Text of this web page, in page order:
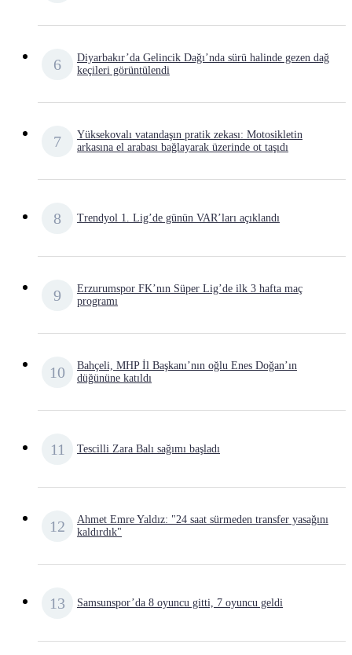
Diyarbakır’da Gelincik Dağı’nda sürü halinde gezen dağ
keçileri görüntülendi
Yüksekovalı vatandaşın pratik zekası: Motosikletin
arkasına el arabası bağlayarak üzerinde ot taşıdı
Trendyol 1. Lig’de günün VAR’ları açıklandı
Erzurumspor FK’nın Süper Lig’de ilk 3 hafta maç
programı
Bahçeli, MHP İl Başkanı’nın oğlu Enes Doğan’ın
düğününe katıldı
Tescilli Zara Balı sağımı başladı
Ahmet Emre Yaldız: "24 saat sürmeden transfer yasağını
kaldırdık"
Samsunspor’da 8 oyuncu gitti, 7 oyuncu geldi